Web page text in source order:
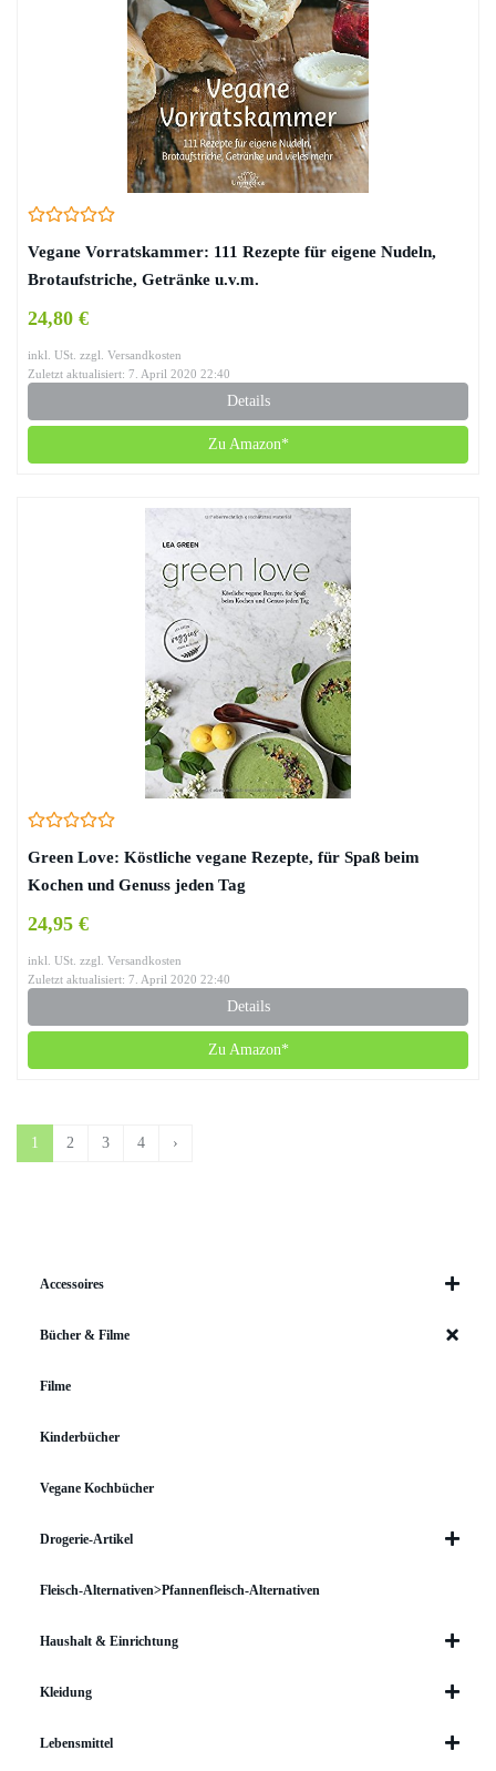
Vegane Vorratskammer: 111 Rezepte für eigene Nudeln,
Brotaufstriche, Getränke u.v.m.
24,80 €
inkl. USt. zzgl. Versandkosten
Zuletzt aktualisiert: 7. April 2020 22:40
Details
Zu Amazon*
Green Love: Köstliche vegane Rezepte, für Spaß beim
Kochen und Genuss jeden Tag
24,95 €
inkl. USt. zzgl. Versandkosten
Zuletzt aktualisiert: 7. April 2020 22:40
Details
Zu Amazon*
1 2 3 4 ›
Accessoires
Bücher & Filme
Filme
Kinderbücher
Vegane Kochbücher
Drogerie-Artikel
Fleisch-Alternativen>Pfannenfleisch-Alternativen
Haushalt & Einrichtung
Kleidung
Lebensmittel